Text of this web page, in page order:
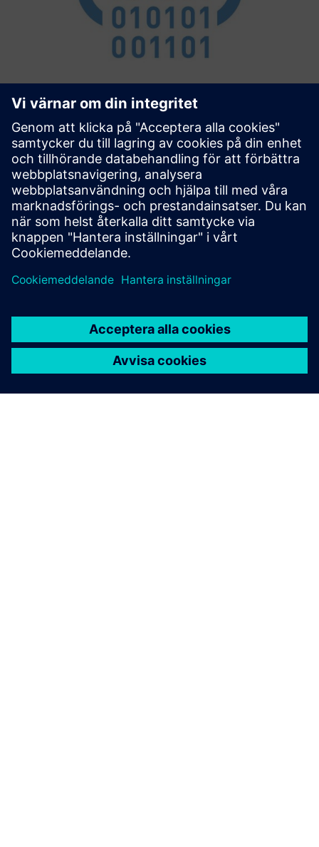
Connectivity Extension
Förenklad anslutning med MindConnect-enheter
(MindConnect Nano, MindConnect IoT2040) Connectivity
Extension är limmet mellan Siemens TIA Portal och Siemens
Insights Hub. Den konfigurerar dina MindConnect-enheter
baserat på beskriv...
Läs mer